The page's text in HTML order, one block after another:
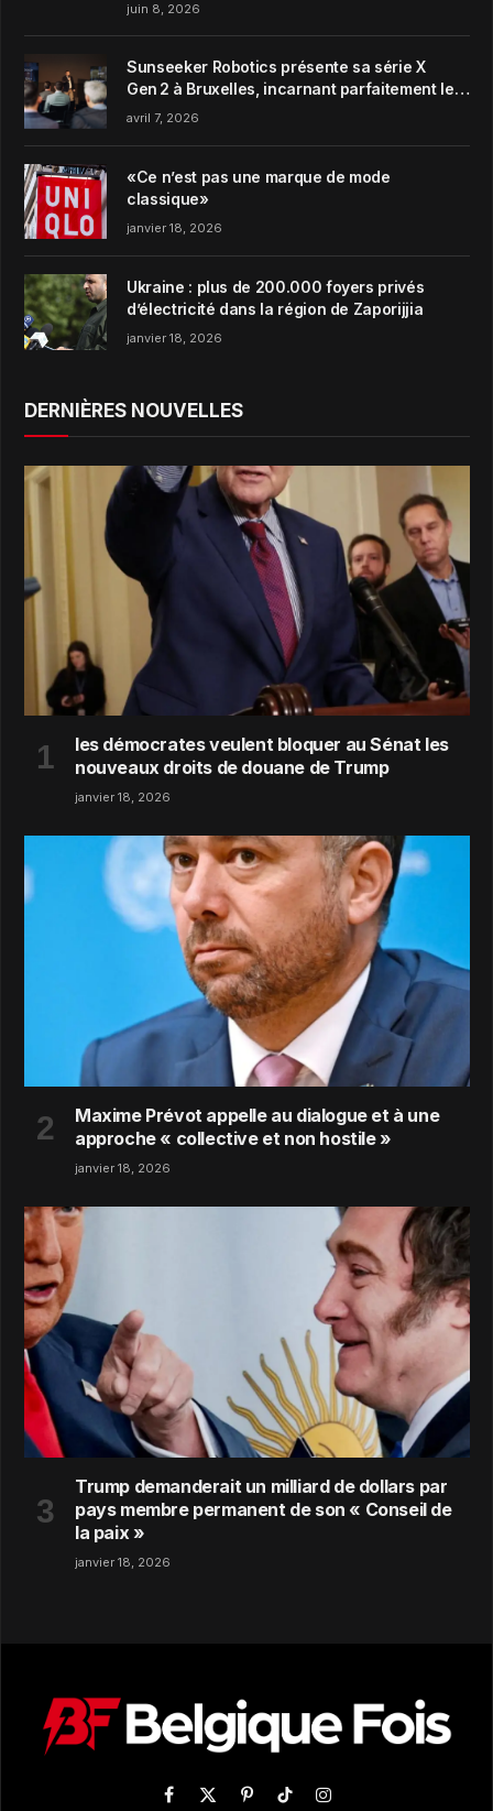
juin 8, 2026
Sunseeker Robotics présente sa série X
Gen 2 à Bruxelles, incarnant parfaitement le
concept de Garden Harmony de la marque
avril 7, 2026
«Ce n’est pas une marque de mode
classique»
janvier 18, 2026
Ukraine : plus de 200.000 foyers privés
d’électricité dans la région de Zaporijjia
janvier 18, 2026
DERNIÈRES NOUVELLES
les démocrates veulent bloquer au Sénat les
nouveaux droits de douane de Trump
janvier 18, 2026
Maxime Prévot appelle au dialogue et à une
approche « collective et non hostile »
janvier 18, 2026
Trump demanderait un milliard de dollars par
pays membre permanent de son « Conseil de
la paix »
janvier 18, 2026
Facebook
X PinterestTikTokInstagram